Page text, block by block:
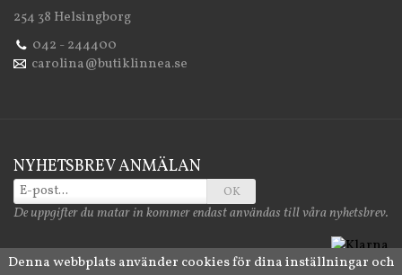
254 38 Helsingborg
042 - 244400
carolina@butiklinnea.se
NYHETSBREV ANMÄLAN
OK
De uppgifter du matar in kommer endast användas till våra nyhetsbrev.
Denna webbplats använder cookies för dina inställningar och